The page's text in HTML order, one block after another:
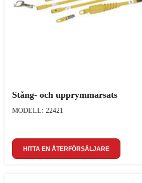
Stång- och upprymmarsats
MODELL: 22421
HITTA EN ÅTERFÖRSÄLJARE